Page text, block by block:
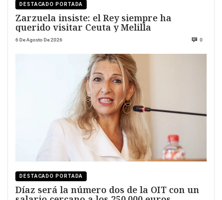
DESTACADO PORTADA
Zarzuela insiste: el Rey siempre ha
querido visitar Ceuta y Melilla
6 De Agosto De 2026 0
DESTACADO PORTADA
Díaz será la número dos de la OIT con un